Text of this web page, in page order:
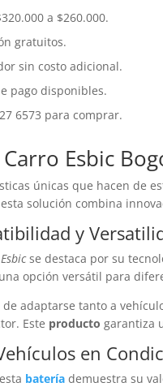
a $260.000.
gratuitos.
sin costo adicional.
pago disponibles.
6573 para comprar.
Esbic
únicas que hacen de
solución combina
y
se destaca por su
opción versátil para
adaptarse tanto a
Este producto garantiza
en
batería demuestra su